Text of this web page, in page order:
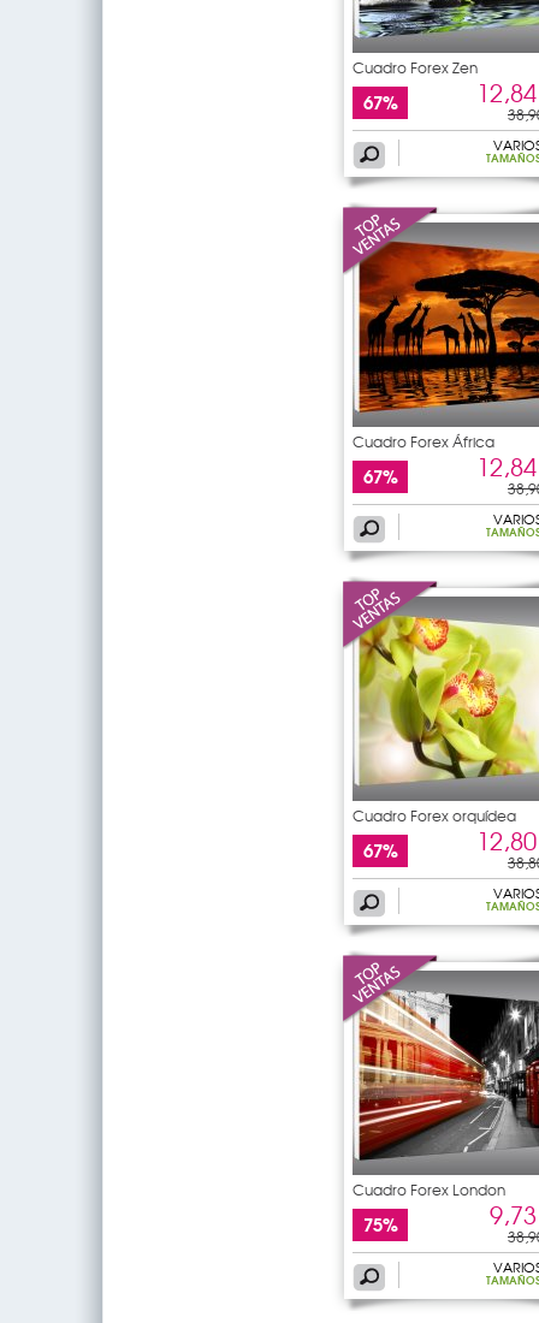
Cuadro Forex Zen
67%
Cuadro Forex África
67%
Cuadro Forex orquídea
67%
Cuadro Forex London
75%